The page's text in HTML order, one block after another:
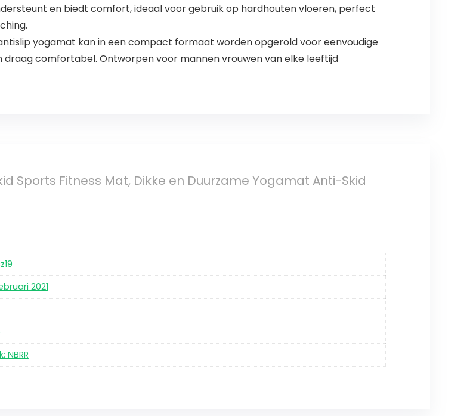
en biedt comfort, ideaal voor gebruik op hardhouten vloeren, perfect
yogamat kan in een compact formaat worden opgerold voor eenvoudige
comfortabel. Ontworpen voor mannen vrouwen van elke leeftijd
Sports Fitness Mat, Dikke en Duurzame Yogamat Anti-Skid
2021
NBRR